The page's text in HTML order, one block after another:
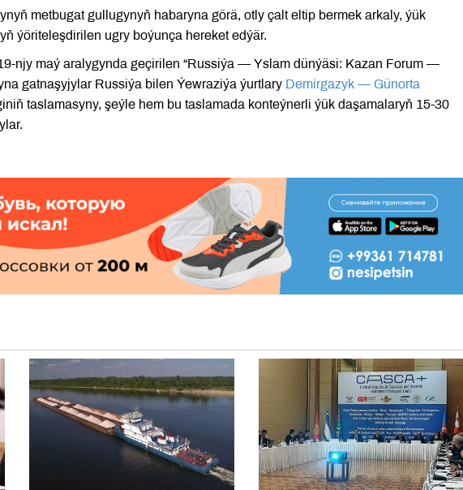
metbugat gullugynyň habaryna görä, otly çalt eltip bermek arkaly, ýük
ýöriteleşdirilen ugry boýunça hereket edýär.
njy maý aralygynda geçirilen “Russiýa — Yslam dünýäsi: Kazan Forum —
gatnaşyjylar Russiýa bilen Ýewraziýa ýurtlary Demirgazyk — Günorta
taslamasyny, şeýle hem bu taslamada konteýnerli ýük daşamalaryň 15-30